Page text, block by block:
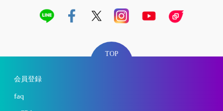
TOP
会員登録
faq